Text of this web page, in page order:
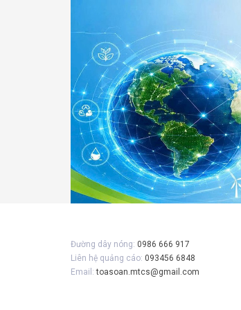
Đường dây nóng: 0986 666 917
Liên hệ quảng cáo: 093456 6848
Email:toasoan.mtcs@gmail.com